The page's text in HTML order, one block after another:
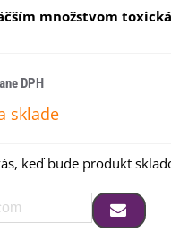
množstvom
sklade
keď bude produkt